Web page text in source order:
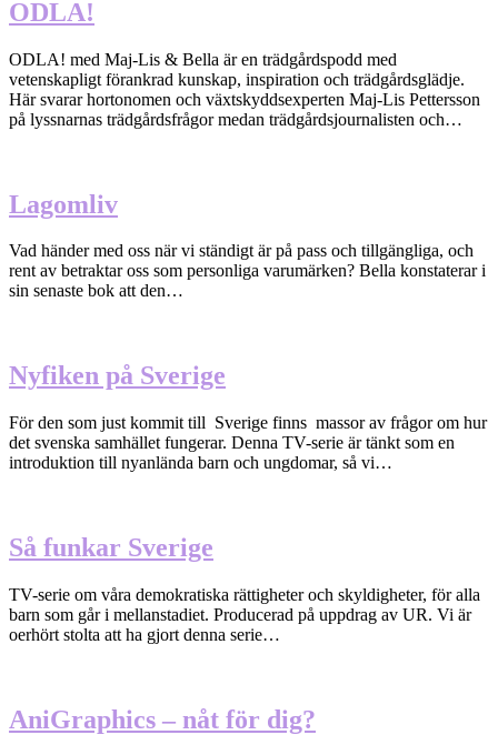
ODLA!
ODLA! med Maj-Lis & Bella är en trädgårdspodd med
vetenskapligt förankrad kunskap, inspiration och trädgårdsglädje.
Här svarar hortonomen och växtskyddsexperten Maj-Lis Pettersson
på lyssnarnas trädgårdsfrågor medan trädgårdsjournalisten och…
Lagomliv
Vad händer med oss när vi ständigt är på pass och tillgängliga, och
rent av betraktar oss som personliga varumärken? Bella konstaterar i
sin senaste bok att den…
Nyfiken på Sverige
För den som just kommit till Sverige finns massor av frågor om hur
det svenska samhället fungerar. Denna TV-serie är tänkt som en
introduktion till nyanlända barn och ungdomar, så vi…
Så funkar Sverige
TV-serie om våra demokratiska rättigheter och skyldigheter, för alla
barn som går i mellanstadiet. Producerad på uppdrag av UR. Vi är
oerhört stolta att ha gjort denna serie…
AniGraphics – nåt för dig?